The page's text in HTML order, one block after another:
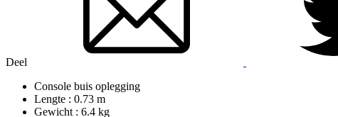
Deel
Console buis oplegging
Lengte : 0.73 m
Gewicht : 6.4 kg